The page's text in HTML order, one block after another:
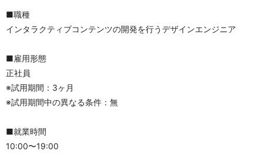
■職種
インタラクティブコンテンツの開発を行うデザインエンジニア
■雇用形態
正社員
※試用期間：3ヶ月
※試用期間中の異なる条件：無
■就業時間
10:00〜19:00